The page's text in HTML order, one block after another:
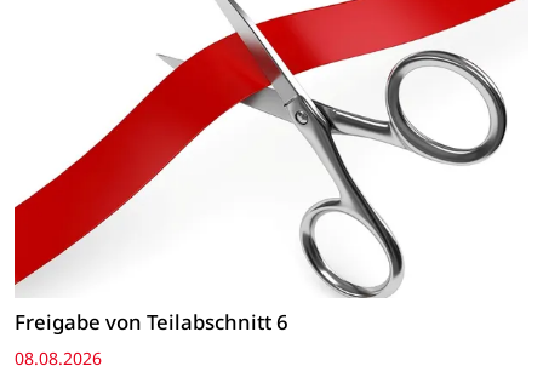
Freigabe von Teilabschnitt 6
08.08.2026